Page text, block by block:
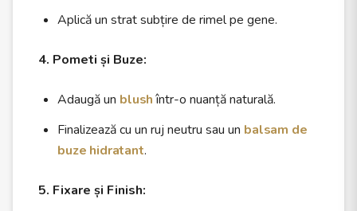
Aplică un strat subțire de rimel pe gene.
4. Pometi și Buze:
Adaugă un blushîntr-o nuanță naturală.
Finalizează cu un ruj neutru sau un balsam de
buze hidratant.
5. Fixare și Finish: